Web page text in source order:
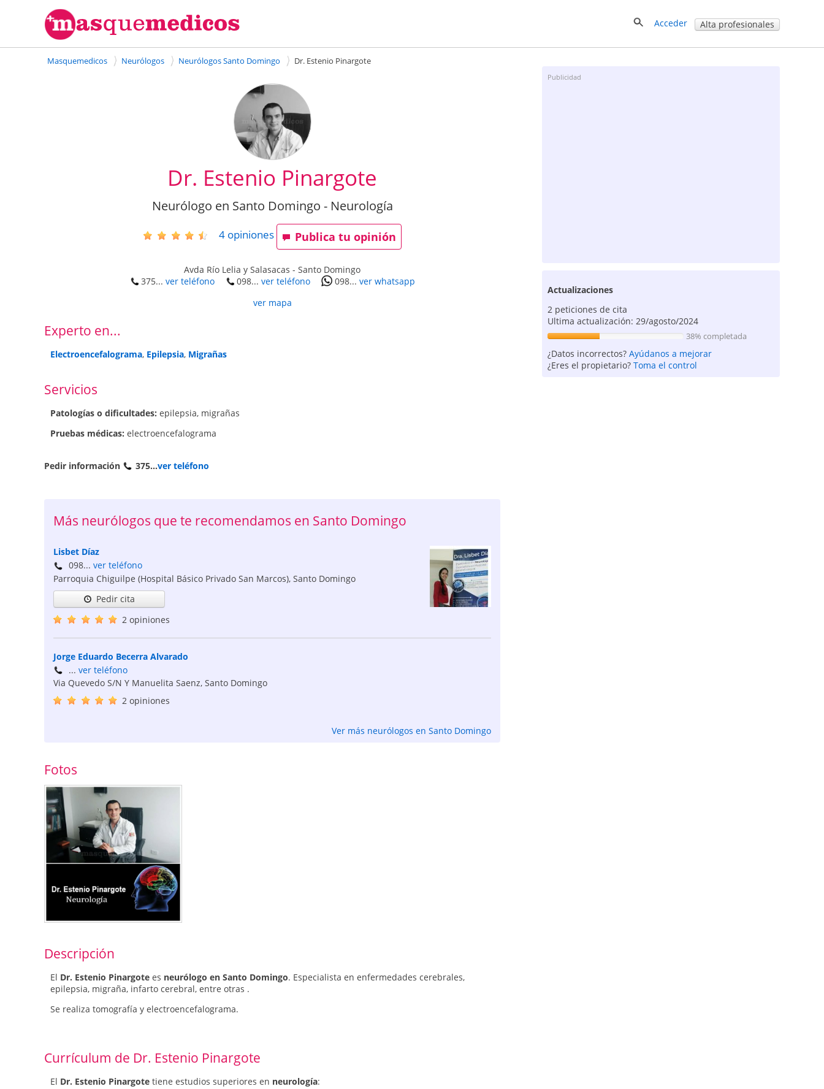
Acceder Alta profesionales
Masquemedicos Neurólogos Neurólogos Santo Domingo Dr. Estenio Pinargote
Dr. Estenio Pinargote
Neurólogo en Santo Domingo - Neurología
4opiniones Publica tu opinión
Avda Río Lelia y Salasacas - Santo Domingo
375... ver teléfono 098... ver teléfono 098... ver whatsapp
ver mapa
Experto en...
Electroencefalograma, Epilepsia, Migrañas
Servicios
Patologí­as o dificultades: epilepsia, migrañas
Pruebas médicas: electroencefalograma
Pedir información 375...ver teléfono
Más neurólogos que te recomendamos en Santo Domingo
Lisbet Díaz
098... ver teléfono
Parroquia Chiguilpe (Hospital Básico Privado San Marcos), Santo Domingo
Pedir cita
2 opiniones
Jorge Eduardo Becerra Alvarado
... ver teléfono
Via Quevedo S/N Y Manuelita Saenz, Santo Domingo
2 opiniones
Ver más neurólogos en Santo Domingo
Fotos
Descripción
El Dr. Estenio Pinargote es neurólogo en Santo Domingo. Especialista en enfermedades cerebrales,
epilepsia, migraña, infarto cerebral, entre otras .
Se realiza tomografía y electroencefalograma.
Currículum de Dr. Estenio Pinargote
El Dr. Estenio Pinargote tiene estudios superiores en neurología:
Publicidad
Actualizaciones
2 peticiones de cita
Ultima actualización: 29/agosto/2024
38% completada
¿Datos incorrectos?Ayúdanos a mejorar
¿Eres el propietario?Toma el control